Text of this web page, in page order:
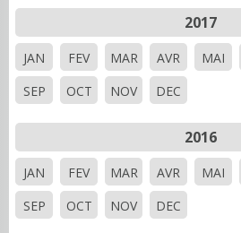
2017
JAN FEV MAR AVR MAI
SEP
OCT NOV DEC
2016
JAN FEV MAR AVR MAI
SEP
OCT NOV DEC